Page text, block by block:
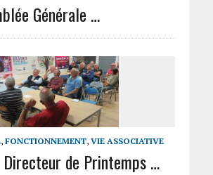
Générale …
, FONCTIONNEMENT, VIE ASSOCIATIVE
de Printemps …